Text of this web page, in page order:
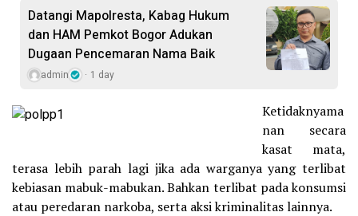
Datangi Mapolresta, Kabag Hukum
dan HAM Pemkot Bogor Adukan
Dugaan Pencemaran Nama Baik
admin 1 day
Ketidaknyama
nan secara
kasat mata,
terasa lebih parah lagi jika ada warganya yang terlibat
kebiasan mabuk-mabukan. Bahkan terlibat pada konsumsi
atau peredaran narkoba, serta aksi kriminalitas lainnya.